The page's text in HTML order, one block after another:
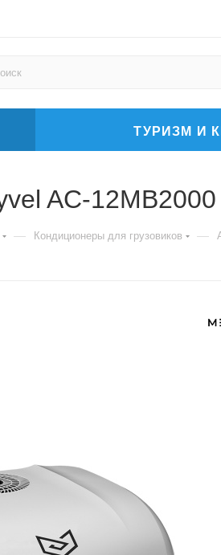
ТУРИЗМ И
AC-12MB2000
— Кондиционеры для грузовиков —